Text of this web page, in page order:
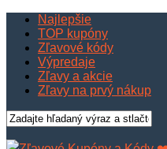
Najlepšie
TOP kupóny
Zľavové kódy
Výpredaje
Zľavy a akcie
Zľavy na prvý nákup